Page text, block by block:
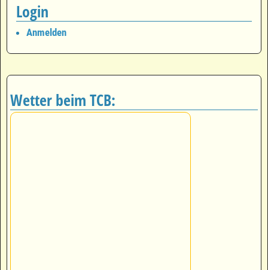
Login
Anmelden
Wetter beim TCB: